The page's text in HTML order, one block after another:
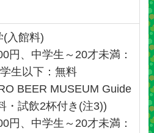
入館料)
円、中学生～20才未満：
生以下：無料
BEER MUSEUM Guide
・試飲2杯付き(注3))
円、中学生～20才未満：